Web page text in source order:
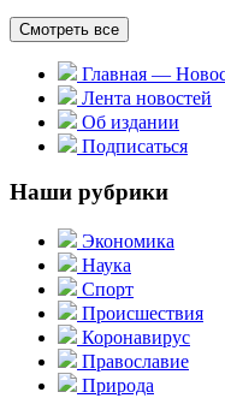
Смотреть все
Главная —
Лента новостей
Об издании
Подписаться
Наши рубрики
Экономика
Наука
Спорт
Происшествия
Коронавирус
Православие
Природа